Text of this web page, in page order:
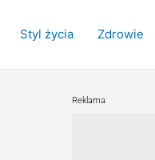
Styl życia Zdrowie
Reklama